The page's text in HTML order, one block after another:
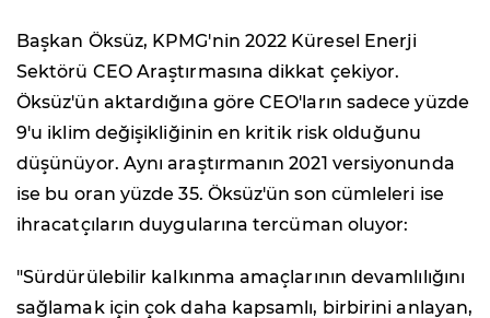
Başkan Öksüz, KPMG'nin 2022 Küresel Enerji
Sektörü CEO Araştırmasına dikkat çekiyor.
Öksüz'ün aktardığına göre CEO'ların sadece yüzde
9'u iklim değişikliğinin en kritik risk olduğunu
düşünüyor. Aynı araştırmanın 2021 versiyonunda
ise bu oran yüzde 35. Öksüz'ün son cümleleri ise
ihracatçıların duygularına tercüman oluyor:
"Sürdürülebilir kalkınma amaçlarının devamlılığını
sağlamak için çok daha kapsamlı, birbirini anlayan,